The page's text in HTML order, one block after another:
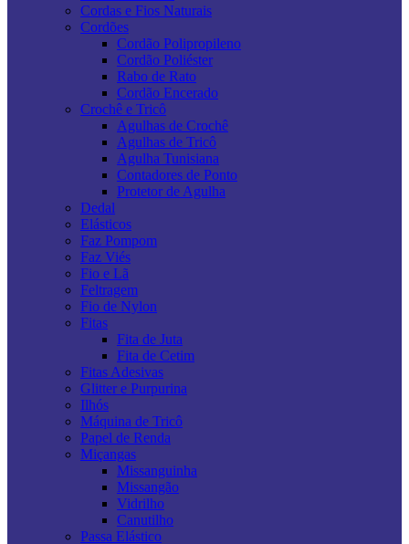
Cordas e Fios Naturais
Cordões
Cordão Polipropileno
Cordão Poliéster
Rabo de Rato
Cordão Encerado
Crochê e Tricô
Agulhas de Crochê
Agulhas de Tricô
Agulha Tunisiana
Contadores de Ponto
Protetor de Agulha
Dedal
Elásticos
Faz Pompom
Faz Viés
Fio e Lã
Feltragem
Fio de Nylon
Fitas
Fita de Juta
Fita de Cetim
Fitas Adesivas
Glitter e Purpurina
Ilhós
Máquina de Tricô
Papel de Renda
Miçangas
Missanguinha
Missangão
Vidrilho
Canutilho
Passa Elástico